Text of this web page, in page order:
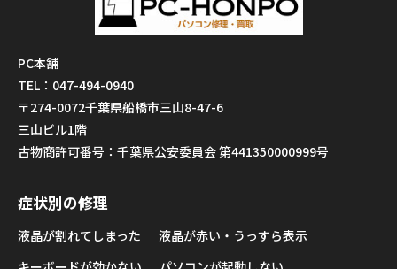
PC本舗
TEL：047-494-0940
〒274-0072千葉県船橋市三山8-47-6
三山ビル1階
古物商許可番号：千葉県公安委員会 第441350000999号
症状別の修理
液晶が割れてしまった
液晶が赤い・うっすら表示